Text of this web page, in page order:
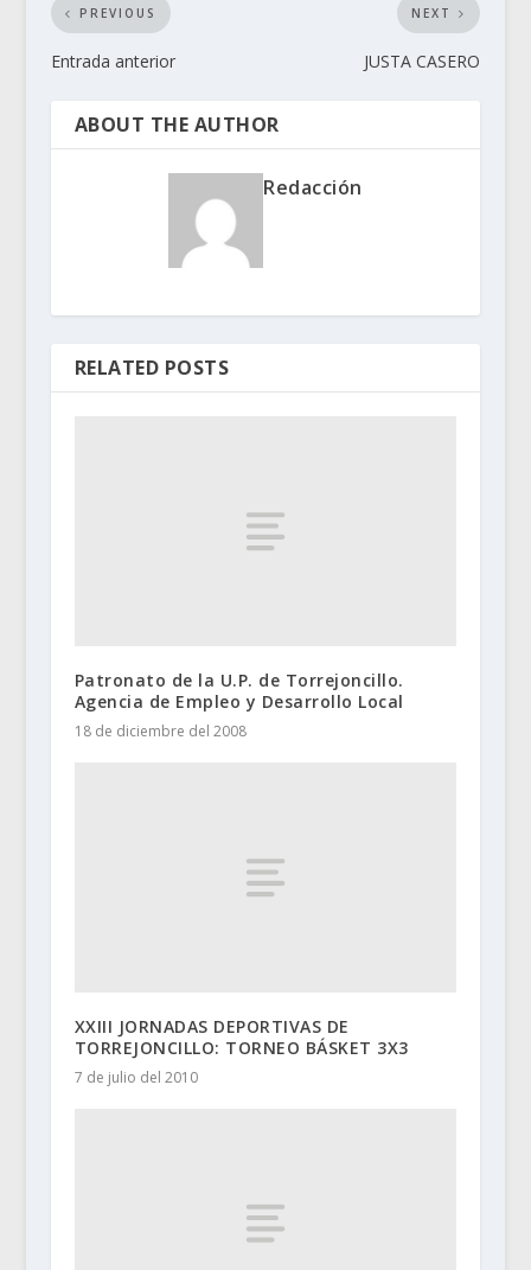
PREVIOUS
Entrada anterior
NEXT
JUSTA CASERO
ABOUT THE AUTHOR
Redacción
RELATED POSTS
Patronato de la U.P. de Torrejoncillo.
Agencia de Empleo y Desarrollo Local
18 de diciembre del 2008
XXIII JORNADAS DEPORTIVAS DE
TORREJONCILLO: TORNEO BÁSKET 3X3
7 de julio del 2010